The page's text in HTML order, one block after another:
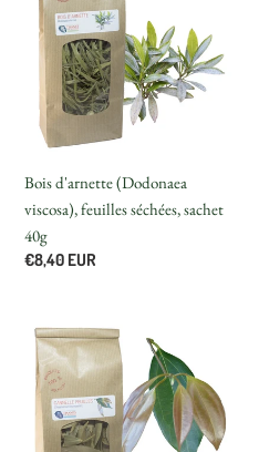
(Dodonaea
viscosa),
feuilles
séchées,
sachet
40g
Bois d'arnette (Dodonaea
viscosa), feuilles séchées, sachet
40g
Prix
€8,40 EUR
Cannelle
feuilles
(Cinnamomum
burmannii